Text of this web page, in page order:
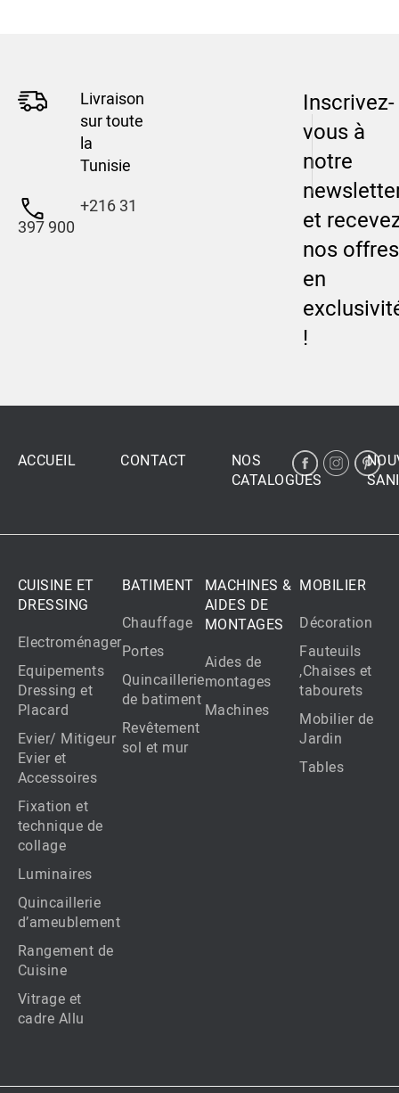
Livraison
sur toute
la
Tunisie
+216 31
397 900
Inscrivez-
vous à
notre
et
nos offres
en
!
ACCUEIL CONTACT
NOS
CATALOGUES
CUISINE ET
DRESSING
Electroménager
Equipements
Dressing et
Placard
Evier/ Mitigeur
Evier et
Accessoires
Fixation et
technique de
collage
Luminaires
Quincaillerie
d’ameublement
Rangement de
Cuisine
Vitrage et
cadre Allu
BATIMENT
Chauffage
Portes
Quincaillerie
de batiment
Revêtement
sol et mur
MACHINES &
AIDES DE
MONTAGES
Aides de
montages
Machines
MOBILIER
Décoration
Fauteuils
,Chaises et
tabourets
Mobilier de
Jardin
Tables